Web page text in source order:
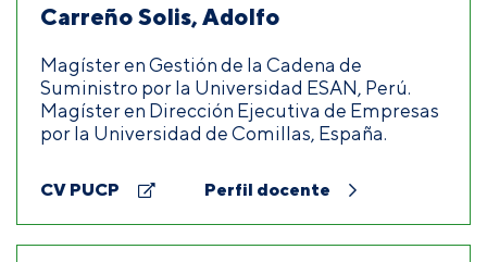
Carreño Solis, Adolfo
Magíster en Gestión de la Cadena de
Suministro por la Universidad ESAN, Perú.
Magíster en Dirección Ejecutiva de Empresas
por la Universidad de Comillas, España.
CV PUCP Perfil docente